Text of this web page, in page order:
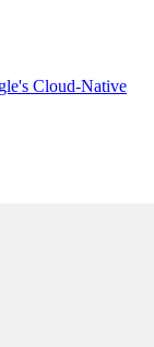
Cloud-Native